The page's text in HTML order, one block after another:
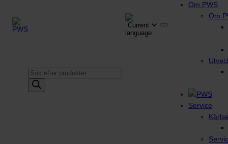
Produktsökning
Om PWS
Om
Service